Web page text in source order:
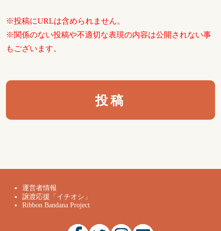
※投稿にURLは含められません。
※関係のない投稿や不適切な表現の内容は公開されない事
もございます。
運営者情報
譲渡応援「イチオシ」
Ribbon Bandana Project